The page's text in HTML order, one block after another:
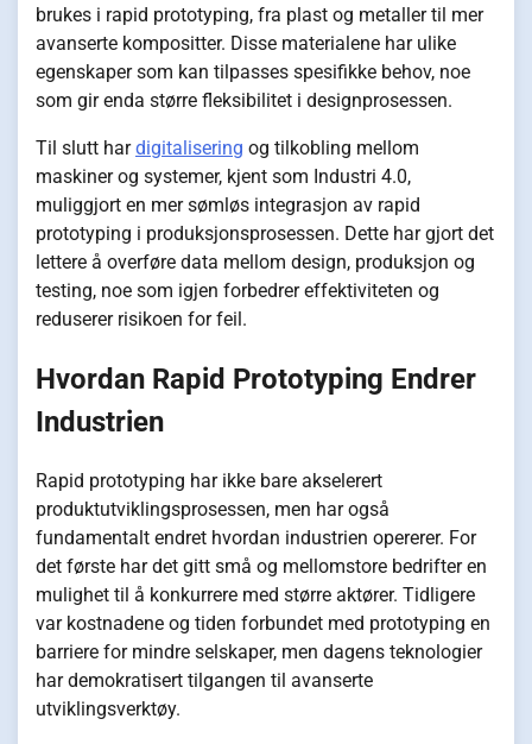
brukes i rapid prototyping, fra plast og metaller til mer
avanserte kompositter. Disse materialene har ulike
egenskaper som kan tilpasses spesifikke behov, noe
som gir enda større fleksibilitet i designprosessen.
Til slutt hardigitalisering og tilkobling mellom
maskiner og systemer, kjent som Industri 4.0,
muliggjort en mer sømløs integrasjon av rapid
prototyping i produksjonsprosessen. Dette har gjort det
lettere å overføre data mellom design, produksjon og
testing, noe som igjen forbedrer effektiviteten og
reduserer risikoen for feil.
Hvordan Rapid Prototyping Endrer
Industrien
Rapid prototyping har ikke bare akselerert
produktutviklingsprosessen, men har også
fundamentalt endret hvordan industrien opererer. For
det første har det gitt små og mellomstore bedrifter en
mulighet til å konkurrere med større aktører. Tidligere
var kostnadene og tiden forbundet med prototyping en
barriere for mindre selskaper, men dagens teknologier
har demokratisert tilgangen til avanserte
utviklingsverktøy.